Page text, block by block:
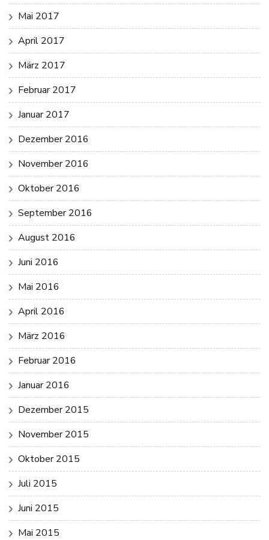
Mai 2017
April 2017
März 2017
Februar 2017
Januar 2017
Dezember 2016
November 2016
Oktober 2016
September 2016
August 2016
Juni 2016
Mai 2016
April 2016
März 2016
Februar 2016
Januar 2016
Dezember 2015
November 2015
Oktober 2015
Juli 2015
Juni 2015
Mai 2015